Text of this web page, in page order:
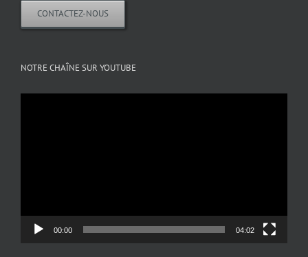
CONTACTEZ-NOUS
NOTRE CHAÎNE SUR YOUTUBE
00:00 04:02